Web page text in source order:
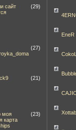
сайт
(29)
(27)
(21)
моя
карта
(23)
EneR